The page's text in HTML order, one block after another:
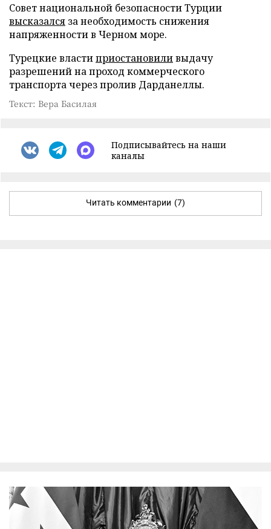
Совет национальной безопасности Турции
высказался за необходимость снижения
напряженности в Черном море.
Турецкие властиприостановиливыдачу
разрешений на проход коммерческого
транспорта через пролив Дарданеллы.
Текст: Вера Басилая
Подписывайтесь на наши
каналы
Читать комментарии (7)